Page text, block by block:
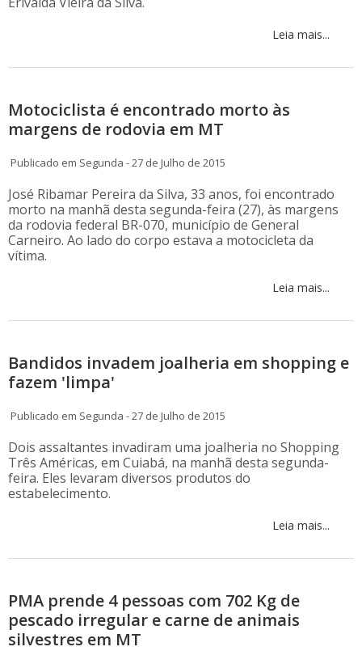
Leia mais...
Motociclista é encontrado morto às
margens de rodovia em MT
Publicado em Segunda - 27 de Julho de 2015
José Ribamar Pereira da Silva, 33 anos, foi encontrado
morto na manhã desta segunda-feira (27), às margens
da rodovia federal BR-070, município de General
Carneiro. Ao lado do corpo estava a motocicleta da
vítima.
Leia mais...
Bandidos invadem joalheria em shopping e
fazem 'limpa'
Publicado em Segunda - 27 de Julho de 2015
Dois assaltantes invadiram uma joalheria no Shopping
Três Américas, em Cuiabá, na manhã desta segunda-
feira. Eles levaram diversos produtos do
estabelecimento.
Leia mais...
PMA prende 4 pessoas com 702 Kg de
pescado irregular e carne de animais
silvestres em MT